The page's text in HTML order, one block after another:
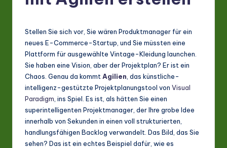
m
L
Stellen Sie sich vor, Sie wären Produktmanager für ein
neues E-Commerce-Startup, und Sie müssten eine
Plattform für ausgewählte Vintage-Kleidung launchen.
Sie haben eine Vision, aber der Projektplan? Er ist ein
Chaos. Genau da kommt Agilien , das künstliche-
intelligenz-gestützte Projektplanungstool von Visual
Paradigm , ins Spiel. Es ist, als hätten Sie einen
superintelligenten Projektmanager, der Ihre grobe Idee
innerhalb von Sekunden in einen voll strukturierten,
handlungsfähigen Backlog verwandelt. Das Bild, das Sie
sehen? Das ist ein echtes Beispiel dafür, wie es